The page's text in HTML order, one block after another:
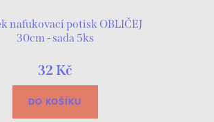
nafukovací potisk OBLIČEJ
30cm - sada 5ks
32 Kč
DO KOŠÍKU